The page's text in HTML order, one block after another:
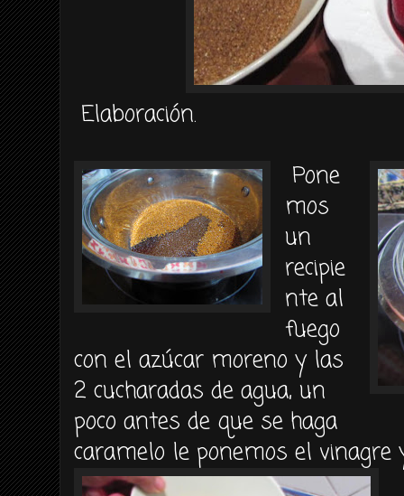
Elaboración.
Pone
mos
un
recipie
nte al
fuego
con el azúcar moreno y las
2 cucharadas de agua, un
poco antes de que se haga
caramelo le ponemos el vinagre